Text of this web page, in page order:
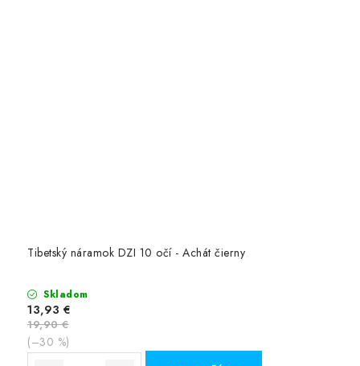
Tibetský náramok DZI 10 očí - Achát čierny
Skladom
13,93 €
19,90 €
(–30 %)